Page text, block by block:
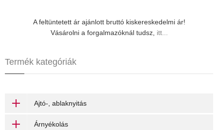
A feltüntetett ár ajánlott bruttó kiskereskedelmi ár!
Vásárolni a forgalmazóknál tudsz, itt...
Termék kategóriák
Ajtó-, ablaknyitás
Árnyékolás